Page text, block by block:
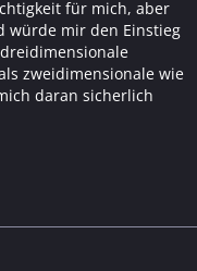
für mich, aber
würde mir den Einstieg
zweidimensionale wie
daran sicherlich